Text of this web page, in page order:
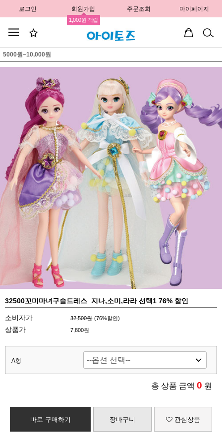
로그인 회원가입
1,000원 적립
주문조회 마이페이지
5000원~10,000원
32500꼬미마녀구슬드레스_지나,소미,라라 선택1 76% 할인
소비자가 32,500원 (76%할인)
상품가 7,800원
A형
총 상품 금액 0 원
바로 구매하기 장바구니 관심상품